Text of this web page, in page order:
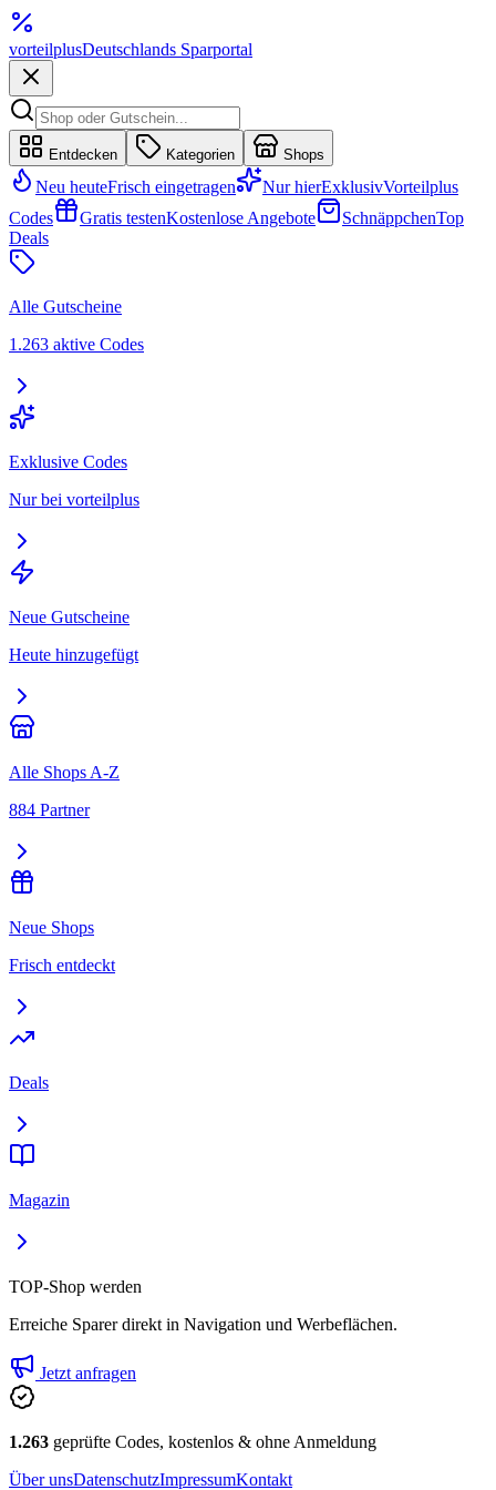
vorteilplusDeutschlands Sparportal
Entdecken Kategorien Shops
Neu heuteFrisch eingetragen Nur hierExklusivVorteilplus
Codes
Gratis testenKostenlose Angebote SchnäppchenTop
Deals
Alle Gutscheine
1.263 aktive Codes
Exklusive Codes
Nur bei vorteilplus
Neue Gutscheine
Heute hinzugefügt
Alle Shops A-Z
884 Partner
Neue Shops
Frisch entdeckt
Deals
Magazin
TOP-Shop werden
Erreiche Sparer direkt in Navigation und Werbeflächen.
Jetzt anfragen
1.263 geprüfte Codes, kostenlos & ohne Anmeldung
Über unsDatenschutzImpressumKontakt